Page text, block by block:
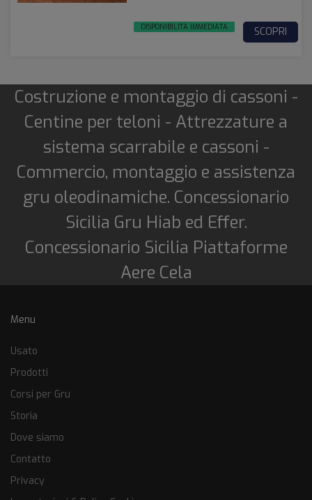
DISPONIBILITÀ IMMEDIATA SCOPRI
Costruzione e montaggio di cassoni -
Centine per teloni - Attrezzature a
sistema scarrabile e cassoni -
Commercio, montaggio e assistenza
gru oleodinamiche. Concessionario
Sicilia Gru Hiab ed Effer.
Concessionario Sicilia Piattaforme
Aere Cela
Menu
Usato
Prodotti
Corsi per Gru
Storia
Dove siamo
Contatto
Privacy